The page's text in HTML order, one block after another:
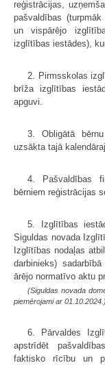
reģistrācijas,
pašvaldības
un vispārējo
izglītības iestādes),
2. Pirmsskolas
brīža izglītības
apguvi.
3. Obligātā
uzsākta tajā
4. Pašvaldības
bērniem reģistrācijas
5. Izglītības
Siguldas novada
Izglītības nodaļas
darbinieks)
ārējo normatīvo aktu
(Siguldas novada
piemērojami ar 01.10.2024.)
6. Pārvaldes
apstrīdēt
faktisko rīcību un